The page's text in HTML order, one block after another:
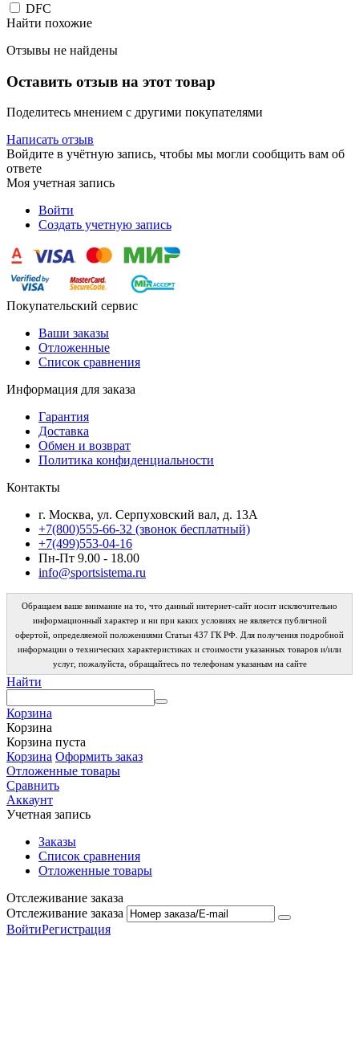
DFC
Найти похожие
Отзывы не найдены
Оставить отзыв на этот товар
Поделитесь мнением с другими покупателями
Написать отзыв
Войдите в учётную запись, чтобы мы могли сообщить вам об
ответе
Моя учетная запись
Войти
Создать учетную запись
Покупательский сервис
Ваши заказы
Отложенные
Список сравнения
Информация для заказа
Гарантия
Доставка
Обмен и возврат
Политика конфиденциальности
Контакты
г. Москва, ул. Серпуховский вал, д. 13А
+7(800)555-66-32 (звонок бесплатный)
+7(499)553-04-16
Пн-Пт 9.00 - 18.00
info@sportsistema.ru
Обращаем ваше внимание на то, что данный интернет-сайт носит исключительно
информационный характер и ни при каких условиях не является публичной
офертой, определяемой положениями Статьи 437 ГК РФ. Для получения подробной
информации о технических характеристиках и стоимости указанных товаров и/или
услуг, пожалуйста, обращайтесь по телефонам указаным на сайте
Найти
Корзина
Корзина
Корзина пуста
Корзина Оформить заказ
Отложенные товары
Сравнить
Аккаунт
Учетная запись
Заказы
Список сравнения
Отложенные товары
Отслеживание заказа
Отслеживание заказа
ВойтиРегистрация